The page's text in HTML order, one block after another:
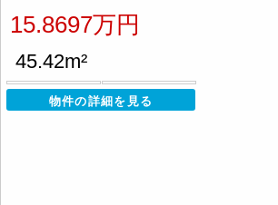
15.8697万円
45.42m²
物件の詳細を見る